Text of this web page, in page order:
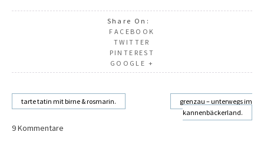
Share On:
FACEBOOK
TWITTER
PINTEREST
GOOGLE +
Beitragsnavigation
tarte tatin mit birne & rosmarin.
grenzau – unterwegs im
kannenbäckerland.
9 Kommentare